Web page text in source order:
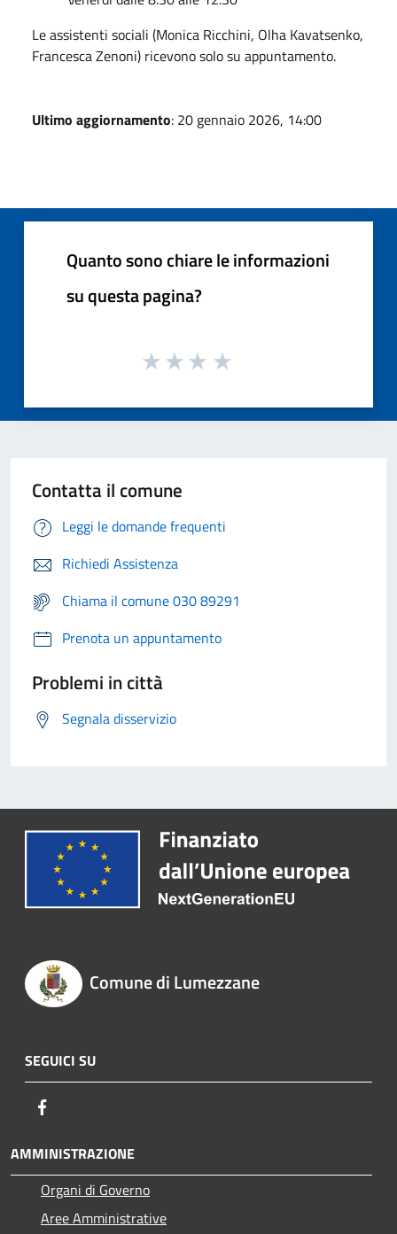
Le assistenti sociali (Monica Ricchini, Olha Kavatsenko,
Francesca Zenoni) ricevono solo su appuntamento.
Ultimo aggiornamento: 20 gennaio 2026, 14:00
Quanto sono chiare le informazioni
su questa pagina?
Contatta il comune
Leggi le domande frequenti
Richiedi Assistenza
Chiama il comune 030 89291
Prenota un appuntamento
Problemi in città
Segnala disservizio
Comune di Lumezzane
SEGUICI SU
AMMINISTRAZIONE
Organi di Governo
Aree Amministrative